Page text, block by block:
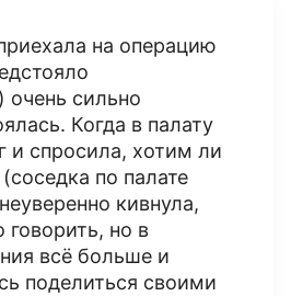
на операцию
очень сильно
Когда в палату
и спросила, хотим ли
по палате
кивнула,
говорить, но в
всё больше и
поделиться своими